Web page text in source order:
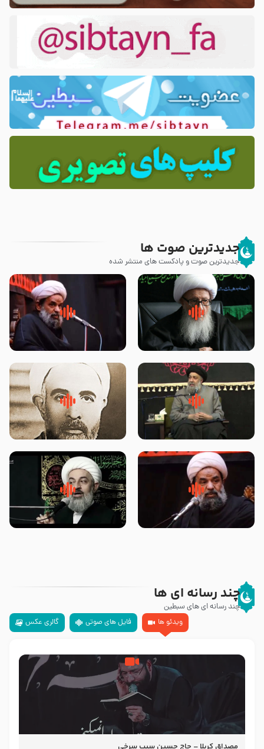
جدیدترین صوت ها
جدیدترین صوت و پادکست های منتشر شده
زوّار اربعین امام حسین (علیه
السلام) با این اشتیاق به زیارت
روضه جانسوز پاره های جگر امام
حسن مجتبی علیه السلام-حجت
لقب حضرت رقیه سلام الله علیها به
چه معناست – حجت الاسلام علوی
روضه‌ی مجلس یزید ملعون و
اسارت اهل‌بیت علیهم‌السلام –
محدث زاده
سلام جوانی که امام حسین علیه
السلام خودش جوابش را دادند
زیارتی که اسباب رزق زیاد و عمر
طولانی است حجت السلام حسین
چند رسانه ای ها
چند رسانه ای های سبطین
ویدئو ها
فایل های صوتی گالری عکس
مصداق کربلا – حاج حسین سیب سرخی